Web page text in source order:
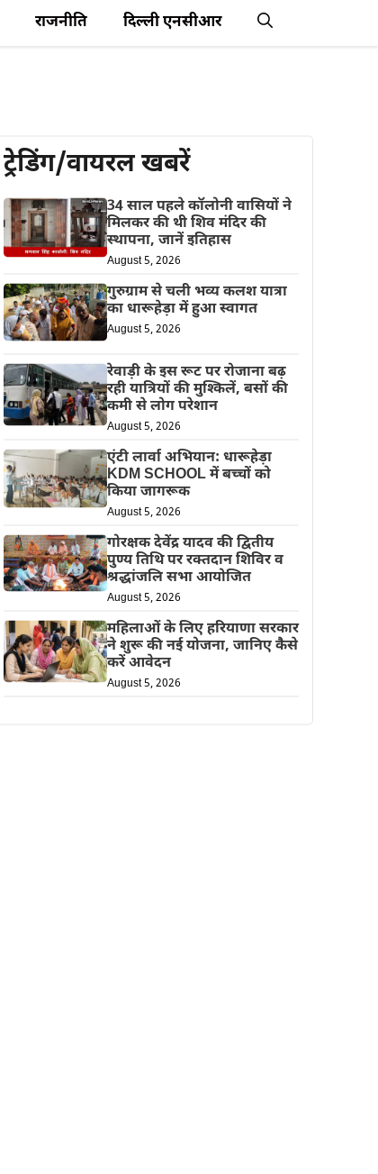
राजनीति दिल्ली एनसीआर
ट्रेडिंग/वायरल खबरें
34 साल पहले कॉलोनी वासियों ने
मिलकर की थी शिव मंदिर की
स्थापना, जानें इतिहास
August 5, 2026
गुरुग्राम से चली भव्य कलश यात्रा
का धारूहेड़ा में हुआ स्वागत
August 5, 2026
रेवाड़ी के इस रूट पर रोजाना बढ़
रही यात्रियों की मुश्किलें, बसों की
कमी से लोग परेशान
August 5, 2026
एंटी लार्वा अभियान: धारूहेड़ा
KDM SCHOOL में बच्चों को
किया जागरूक
August 5, 2026
गोरक्षक देवेंद्र यादव की द्वितीय
पुण्य तिथि पर रक्तदान शिविर व
श्रद्धांजलि सभा आयोजित
August 5, 2026
महिलाओं के लिए हरियाणा सरकार
ने शुरू की नई योजना, जानिए कैसे
करें आवेदन
August 5, 2026